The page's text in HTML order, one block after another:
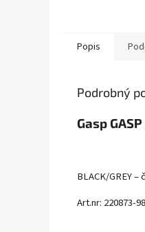
Popis
Podrobný
Gasp
BLACK/GREY –
Art.nr: 220873-